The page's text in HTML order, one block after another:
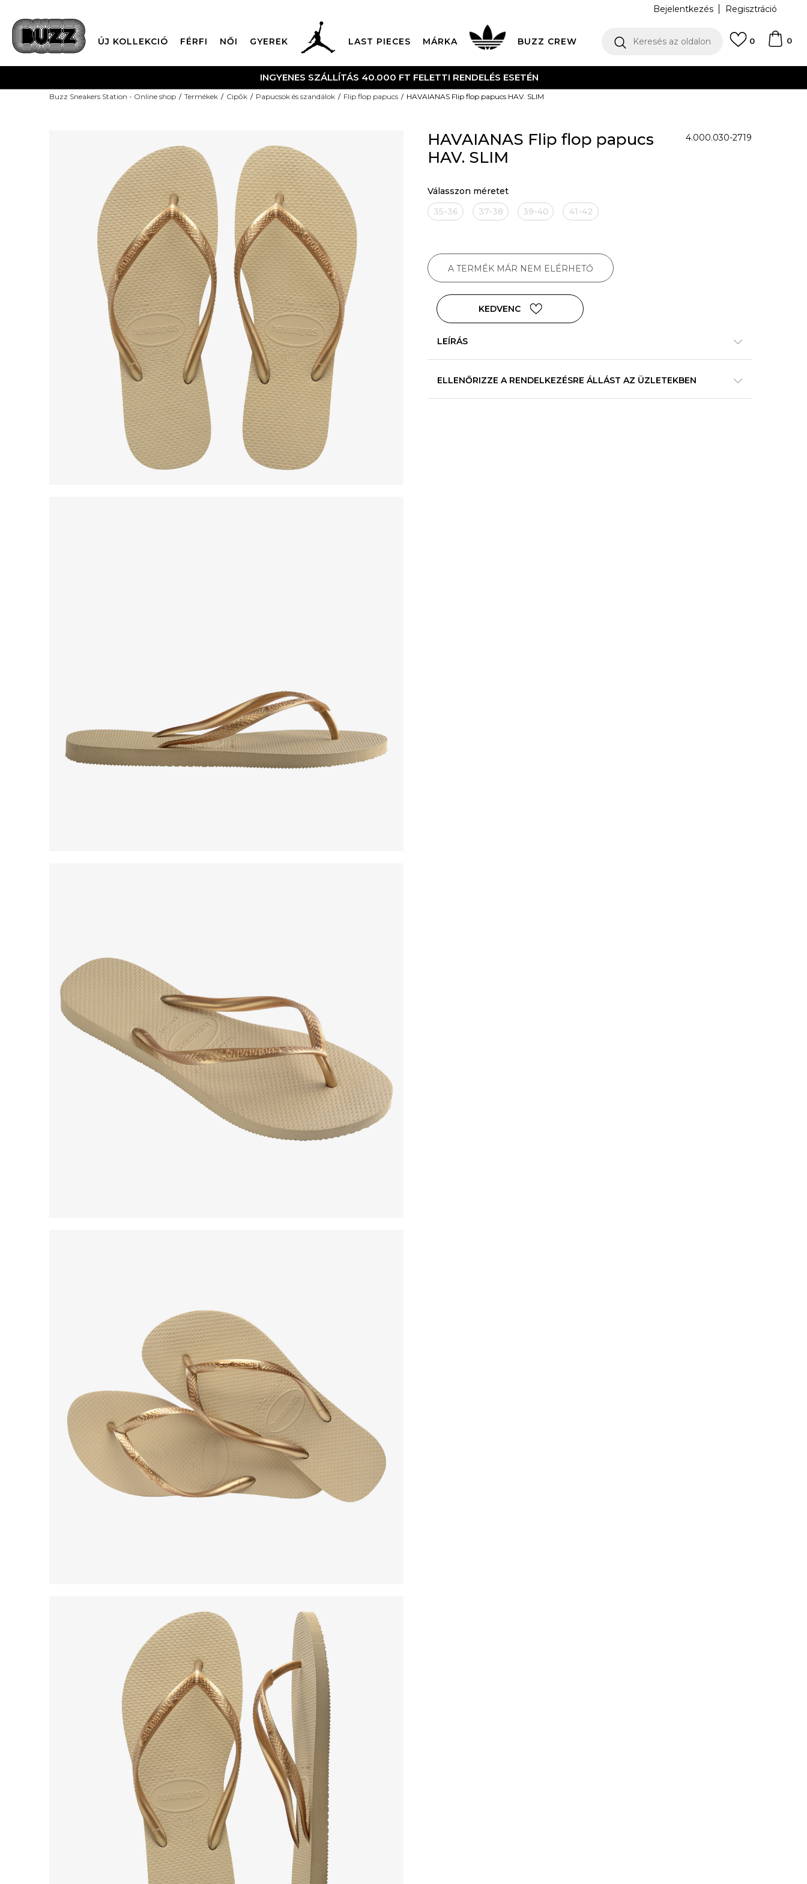
Bejelentkezés Regisztráció
ÚJ KOLLEKCIÓ FÉRFI NŐI GYEREK LAST PIECES MÁRKA BUZZ CREW Keresés az oldalon 0
0
INGYENES SZÁLLÍTÁS 40.000 FT FELETTI RENDELÉS ESETÉN
Buzz Sneakers Station - Online shop Termékek Cipők Papucsok és szandálok Flip flop papucs HAVAIANAS Flip flop papucs HAV. SLIM
HAVAIANAS Flip flop papucs
HAV. SLIM
4.000.030-2719
Válasszon méretet
35-36
37-38 39-40 41-42
A TERMÉK MÁR NEM ELÉRHETŐ
KEDVENC
LEÍRÁS
ELLENŐRIZZE A RENDELKEZÉSRE ÁLLÁST AZ ÜZLETEKBEN